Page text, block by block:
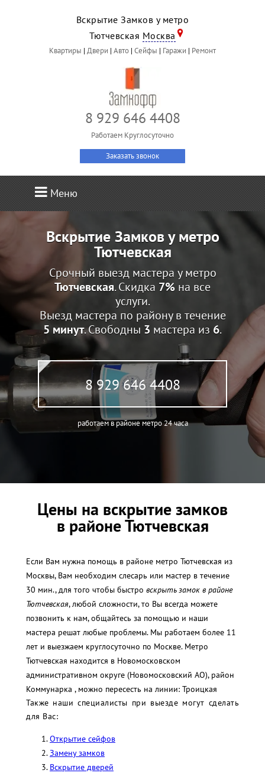
Вскрытие Замков у метро
Тютчевская Москва
Квартиры | Двери | Авто | Сейфы | Гаражи | Ремонт
8 929 646 4408
Работаем Круглосуточно
Заказать звонок
Меню
Вскрытие Замков у метро
Тютчевская
Срочный выезд мастера у метро
Тютчевская. Скидка 7% на все
услуги.
Выезд мастера по району в течение
5 минут. Свободны 3 мастера из 6.
8 929 646 4408
работаем в районе метро 24 часа
Цены на вскрытие замков
в районе Тютчевская
Если Вам нужна помощь в районе метро Тютчевская из
Москвы, Вам необходим слесарь или мастер в течение
30 мин., для того чтобы быстро вскрыть замок в районе
Тютчевская, любой сложности, то Вы всегда можете
позвонить к нам, общайтесь за помощью и наши
мастера решат любые проблемы. Мы работаем более 11
лет и выезжаем круглосуточно по Москве. Метро
Тютчевская находится в Новомосковском
административном округе (Новомосковский АО), район
Коммунарка , можно пересесть на линии: Троицкая
Также наши специалисты при выезде могут сделать
для Вас:
Открытие сейфов
Замену замков
Вскрытие дверей